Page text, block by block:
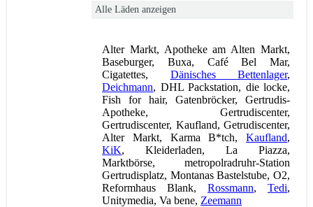
Alle Läden anzeigen
Alter Markt, Apotheke am Alten Markt,
Baseburger, Buxa, Café Bel Mar,
Cigatettes, Dänisches Bettenlager,
Deichmann, DHL Packstation, die locke,
Fish for hair, Gatenbröcker, Gertrudis-
Apotheke, Gertrudiscenter,
Gertrudiscenter, Kaufland, Getrudiscenter,
Alter Markt, Karma B*tch, Kaufland,
KiK, Kleiderladen, La Piazza,
Marktbörse, metropolradruhr-Station
Gertrudisplatz, Montanas Bastelstube, O2,
Reformhaus Blank, Rossmann, Tedi,
Unitymedia, Va bene, Zeemann